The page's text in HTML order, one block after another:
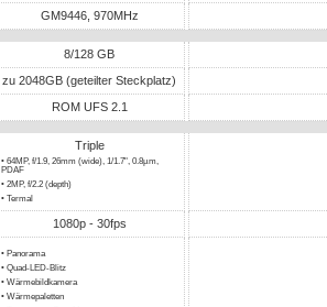
GM9446, 970MHz
8/128 GB
zu 2048GB (geteilter Steckplatz)
ROM UFS 2.1
Triple
• 64MP, f/1.9, 26mm (wide), 1/1.7", 0.8µm,
PDAF
• 2MP, f/2.2 (depth)
• Termal
1080p - 30fps
• Panorama
• Quad-LED-Blitz
• Wärmebildkamera
• Wärmepaletten